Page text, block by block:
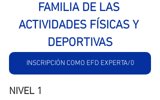
FAMILIA DE LAS
ACTIVIDADES FÍSICAS Y
DEPORTIVAS
INSCRIPCIÓN COMO EFD EXPERTA/0
NIVEL 1